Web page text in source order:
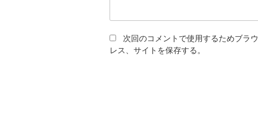
次回のコメントで使用するためブラ
レス、サイトを保存する。